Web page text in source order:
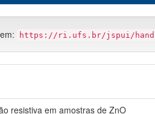
https://ri.ufs.br/jspui/
resistiva em amostras de ZnO